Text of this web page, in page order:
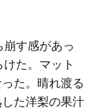
す感があっ
た。マット
た。晴れ渡る
た洋梨の果汁